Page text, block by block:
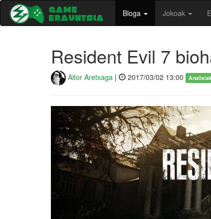
Bloga Jokoak
Resident Evil 7
Aitor Aretxaga | 2017/03/02 13:00